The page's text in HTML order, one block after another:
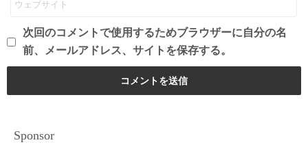
次回のコメントで使用するためブラウザーに自分の名
前、メールアドレス、サイトを保存する。
Sponsor